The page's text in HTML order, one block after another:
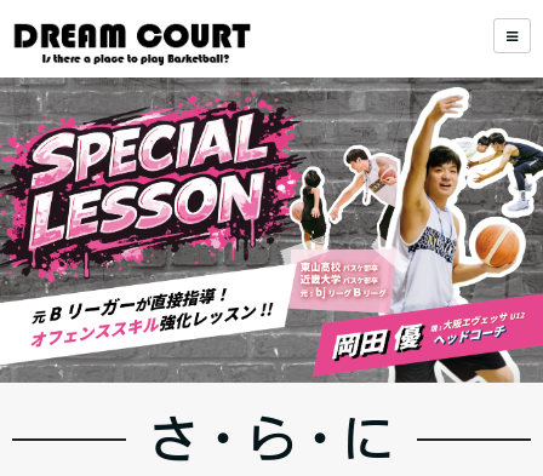
さ・ら・に